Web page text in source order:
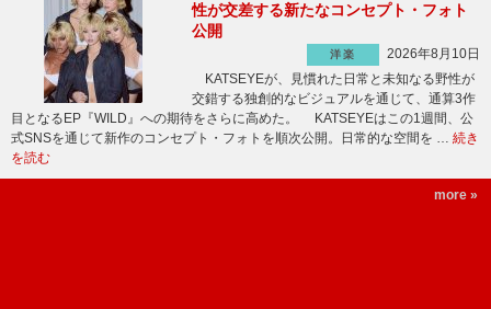
性が交差する新たなコンセプト・フォト
公開
洋楽
2026年8月10日
KATSEYEが、見慣れた日常と未知なる野性が
交錯する独創的なビジュアルを通じて、通算3作
目となるEP『WILD』への期待をさらに高めた。 KATSEYEはこの1週間、公
式SNSを通じて新作のコンセプト・フォトを順次公開。日常的な空間を … 続き
を読む
more »